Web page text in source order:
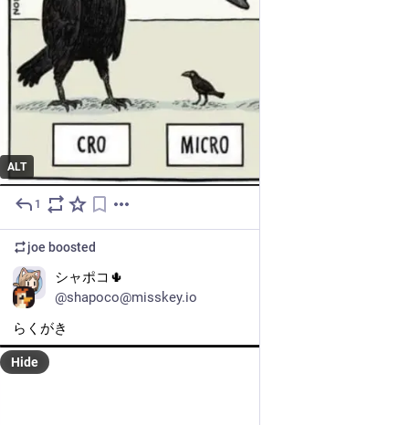
ALT
1
joe boosted
シャポコ🌵
@shapoco@misskey.io
らくがき
Hide